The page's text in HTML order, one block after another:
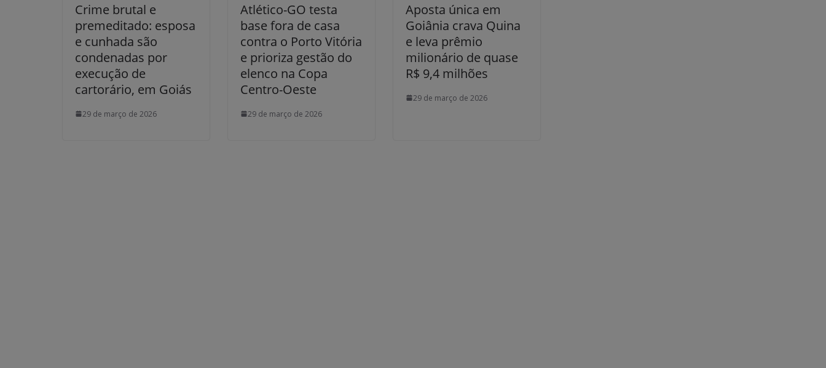
Crime brutal e
premeditado: esposa
e cunhada são
condenadas por
execução de
cartorário, em Goiás
29 de março de 2026
Atlético-GO testa
base fora de casa
contra o Porto Vitória
e prioriza gestão do
elenco na Copa
Centro-Oeste
29 de março de 2026
Aposta única em
Goiânia crava Quina
e leva prêmio
milionário de quase
R$ 9,4 milhões
29 de março de 2026